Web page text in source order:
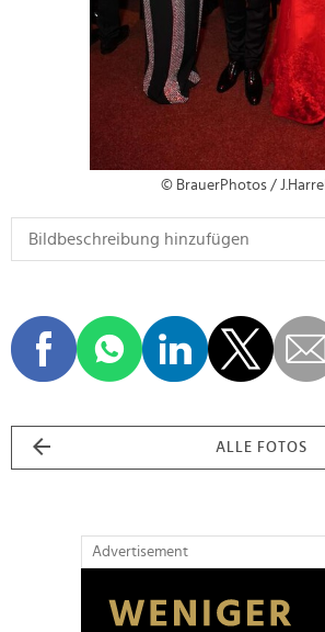
© BrauerPhotos / J.Harrell
ALLE FOTOS
Advertisement